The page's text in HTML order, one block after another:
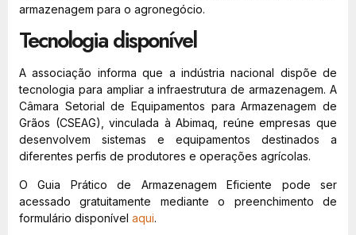
armazenagem para o agronegócio.
Tecnologia disponível
A associação informa que a indústria nacional dispõe de
tecnologia para ampliar a infraestrutura de armazenagem. A
Câmara Setorial de Equipamentos para Armazenagem de
Grãos (CSEAG), vinculada à Abimaq, reúne empresas que
desenvolvem sistemas e equipamentos destinados a
diferentes perfis de produtores e operações agrícolas.
O Guia Prático de Armazenagem Eficiente pode ser
acessado gratuitamente mediante o preenchimento de
formulário disponível aqui.